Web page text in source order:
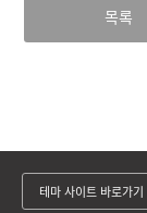
목록
테마 사이트 바로가기